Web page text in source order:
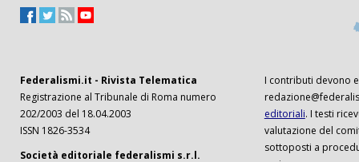
Federalismi.it - Rivista Telematica
Registrazione al Tribunale di Roma numero
202/2003 del 18.04.2003
ISSN 1826-3534
Società editoriale federalismi s.r.l.
I contributi devono
editoriali. I testi
valutazione del
sottoposti a